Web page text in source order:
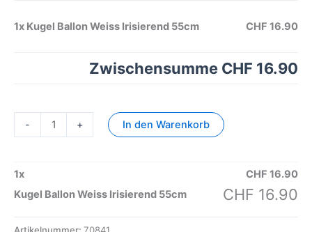
1x Kugel Ballon Weiss Irisierend 55cm CHF 16.90
Zwischensumme CHF 16.90
- + In den Warenkorb
1x CHF 16.90
Kugel Ballon Weiss Irisierend 55cm
CHF 16.90